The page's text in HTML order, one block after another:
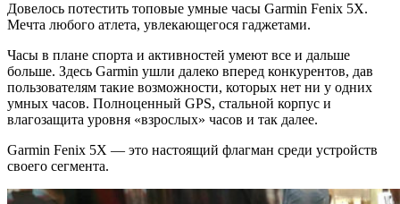
Довелось потестить топовые умные часы Garmin Fenix 5X.
Мечта любого атлета, увлекающегося гаджетами.
Часы в плане спорта и активностей умеют все и дальше
больше. Здесь Garmin ушли далеко вперед конкурентов, дав
пользователям такие возможности, которых нет ни у одних
умных часов. Полноценный GPS, стальной корпус и
влагозащита уровня «взрослых» часов и так далее.
Garmin Fenix 5X — это настоящий флагман среди устройств
своего сегмента.